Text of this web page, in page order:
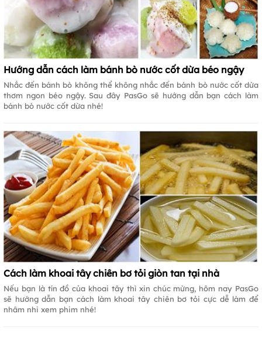
Hướng dẫn cách làm bánh bò nước cốt dừa béo ngậy
Nhắc đến bánh bò không thể không nhắc đến bánh bò nước cốt dừa
thơm ngon béo ngậy. Sau đây PasGo sẽ hướng dẫn bạn cách làm
bánh bò nước cốt dừa nhé!
Cách làm khoai tây chiên bơ tỏi giòn tan tại nhà
Nếu bạn là tín đồ của khoai tây thì xin chúc mừng, hôm nay PasGo
sẽ hướng dẫn bạn cách làm khoai tây chiên bơ tỏi cực dễ làm để
nhâm nhi xem phim nhé!